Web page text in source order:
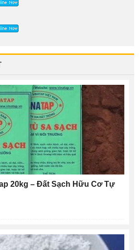
20kg – Đất Sạch Hữu Cơ Tự